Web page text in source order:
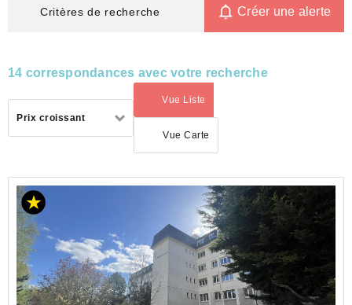
Critères de recherche Créer une alerte
14 correspondances avec votre recherche
Prix croissant
Vue Liste
(activé)
Vue Carte
ACHAT
BUREAU
CENTRE-
VAL-DE-
LOIRE
LOIRET
(45)